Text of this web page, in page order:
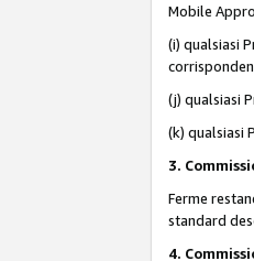
Mobile
(i) qualsiasi
(j) qualsiasi
(k) qualsiasi
3.
Ferme
standard
4.